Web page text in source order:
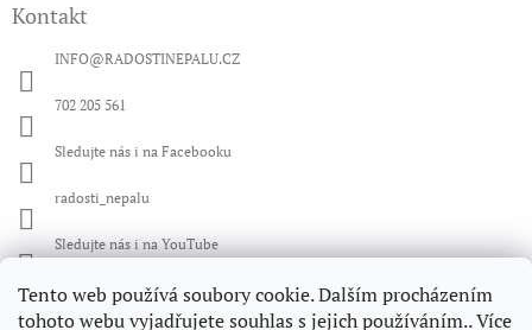
Tento web používá soubory cookie. Dalším procházením
tohoto webu vyjadřujete souhlas s jejich používáním.. Více
Kontakt
INFO@RADOSTINEPALU.CZ
702 205 561
Sledujte nás i na Facebooku
radosti_nepalu
Sledujte nás i na YouTube
Facebook